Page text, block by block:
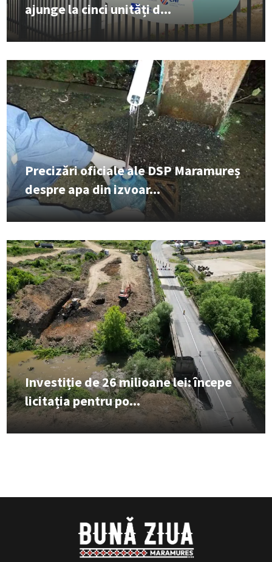
ajunge la cinci unități d...
Precizări oficiale ale DSP Maramureș
despre apa din izvoar...
Investiție de 26 milioane lei: începe
licitația pentru po...